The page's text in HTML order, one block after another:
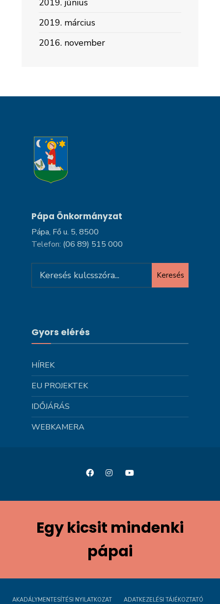
2019. június
2019. március
2016. november
Pápa Önkormányzat
Pápa, Fő u. 5, 8500
Telefon: (06 89) 515 000
for:
Keresés
Gyors elérés
HÍREK
EU PROJEKTEK
IDŐJÁRÁS
WEBKAMERA
Egy kicsit mindenki
pápai
AKADÁLYMENTESÍTÉSI NYILATKOZAT ADATKEZELÉSI TÁJÉKOZTATÓ